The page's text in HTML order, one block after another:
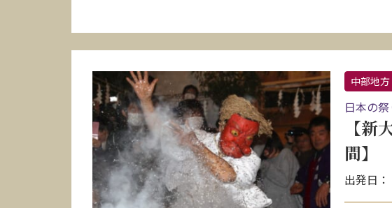
中部地方
日本の
【
間】
出発日：